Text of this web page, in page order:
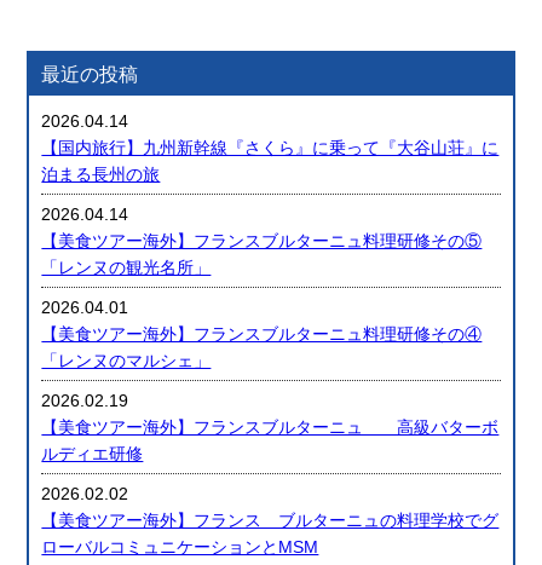
最近の投稿
2026.04.14
【国内旅行】九州新幹線『さくら』に乗って『大谷山荘』に
泊まる長州の旅
2026.04.14
【美食ツアー海外】フランスブルターニュ料理研修その⑤
「レンヌの観光名所」
2026.04.01
【美食ツアー海外】フランスブルターニュ料理研修その④
「レンヌのマルシェ」
2026.02.19
【美食ツアー海外】フランスブルターニュ 高級バターボ
ルディエ研修
2026.02.02
【美食ツアー海外】フランス ブルターニュの料理学校でグ
ローバルコミュニケーションとMSM